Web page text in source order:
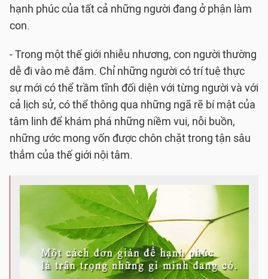
hạnh phúc của tất cả những người đang ở phận làm
con.
- Trong một thế giới nhiễu nhương, con người thường
dễ đi vào mê đắm. Chỉ những người có trí tuệ thực
sự mới có thể trầm tĩnh đối diện với từng người và với
cả lịch sử, có thể thông qua những ngã rẽ bí mật của
tâm linh để khám phá những niềm vui, nỗi buồn,
những ước mong vốn được chôn chặt trong tận sâu
thẳm của thế giới nội tâm.